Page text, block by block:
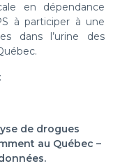
en dépendance
à participer à une
dans l’urine des
de drogues
au Québec –